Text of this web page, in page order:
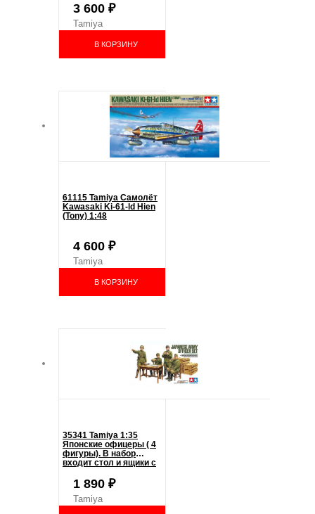
3 600 ₽
Tamiya
В КОРЗИНУ
61115 Tamiya Самолёт
Kawasaki Ki-61-ld Hien
(Tony) 1:48
4 600 ₽
Tamiya
В КОРЗИНУ
35341 Tamiya 1:35
Японские офицеры ( 4
фигуры). В набор
входит стол и ящики с
1 890 ₽
Tamiya